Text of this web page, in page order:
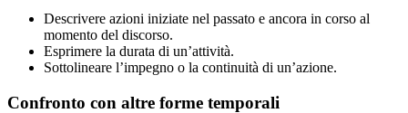
Descrivere azioni iniziate nel passato e ancora in corso al
momento del discorso.
Esprimere la durata di un’attività.
Sottolineare l’impegno o la continuità di un’azione.
Confronto con altre forme temporali